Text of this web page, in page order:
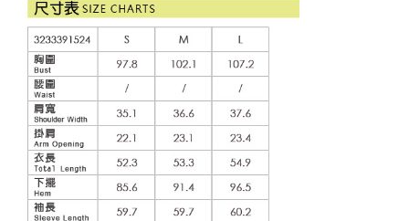
1.分期款項不併入電信帳單，「大哥付你分期」於每月結算日後寄送繳費提
醒簡訊。
2.透過簡訊連結打開帳單後，可選擇「超商條碼／台灣大直營門市／銀行轉
帳／街口支付／iPASS MONEY」等通路繳費。
【注意事項】
1.本服務係由「台灣大哥大股份有限公司」（以下簡稱本公司）所提供，讓
用戶於交易時，得透過本服務購買商品或服務，並由商店將買賣／分期付款
買賣價金債權讓與本公司後，依約使用本公司帳單繳交帳款。
2.基於同意付款使用「大哥付你分期」之契約關係目的，商店將以您的個人
資料（包含姓名、電話或地址）提供予台灣大哥大進項蒐集、處理及利用，
由本公司與您本人進行分期帳單所需資料之確認、核對及更正。
3.完整用戶服務條款，請詳閱以下連結：
https://oppay.tw/userRule
【「AFTEE先享後付」結帳流程】
１．於結帳方式選擇「AFTEE先享後付」後，將跳轉至「AFTEE先享後付」
結帳頁面，進行簡訊認證並確認金額後，即可完成結帳。
２．訂單成立數日內，您將收到繳費通知簡訊。
３．收到繳費通知簡訊後14天內，點擊此簡訊中的連結，可透過四大超商／
ATM／網路銀行／等多元方式進行付款，方視為交易完成。
※ 請注意：結帳手續完成當下不需立刻繳費，但若您需要取消訂單，請聯絡
購買商品的店家。未經商家同意取消之訂單仍視為有效，需透過AFTEE先享
後付繳納相關費用。
※ 交易是否成功請以「AFTEE先享後付 」之結帳頁面顯示為準，若有關於
是否繳費成功／繳費後需取消欲退款等相關疑問，請聯繫「AFTEE先享後付
客戶支援中心」
https://netprotections.freshdesk.com/support/home
付款後全家取貨
每筆NT$120，滿NT$2,500(含以上)免運費
萊爾富取貨付款
每筆NT$120，滿NT$2,500(含以上)免運費
付款後萊爾富取貨
每筆NT$120，滿NT$2,500(含以上)免運費
7-11取貨付款
每筆NT$120，滿NT$2,500(含以上)免運費